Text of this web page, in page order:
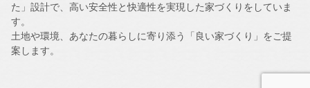
た」設計で、高い安全性と快適性を実現した家づくりをしていま
す。
土地や環境、あなたの暮らしに寄り添う「良い家づくり」をご提
案します。